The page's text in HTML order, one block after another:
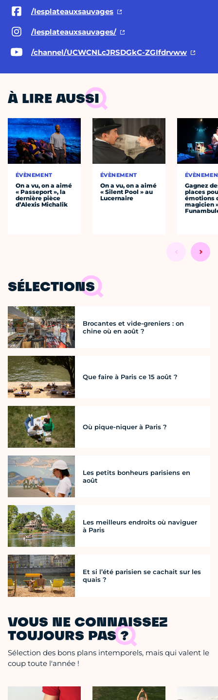
/lesplateauxsauvages
/lesplateauxsauvages/
/channel/UCWCNLcJRSDGkC-ZGIfdrvww
À LIRE AUSSI
ÉVÈNEMENT
On a vu, on a aimé
« Passeport », la
dernière pièce
d’Alexis Michalik
ÉVÈNEMENT
On a vu, on a aimé
« Silent Pool » au
Lucernaire
Gagnez
places
émotions
magicien
SÉLECTIONS
Brocantes et vide-greniers : on
chine où en août ?
Que faire à Paris ce 15 août ?
Où pique-niquer à Paris ?
Les petits bonheurs parisiens en
août
Les meilleurs endroits où naviguer
à Paris
Et si l’été parisien se cachait sur les
quais ?
VOUS NE CONNAISSEZ
TOUJOURS PAS ?
Sélection des bons plans intemporels, mais qui valent le
coup toute l'année !